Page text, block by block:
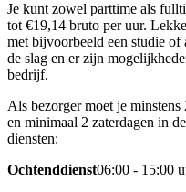
Je kunt zowel parttime als
tot €19,14 bruto per uur.
met bijvoorbeeld een studie of
de slag en er zijn
bedrijf.
Als bezorger moet je
en minimaal 2 zaterdagen in
diensten:
Ochtenddienst06:00 - 15:00